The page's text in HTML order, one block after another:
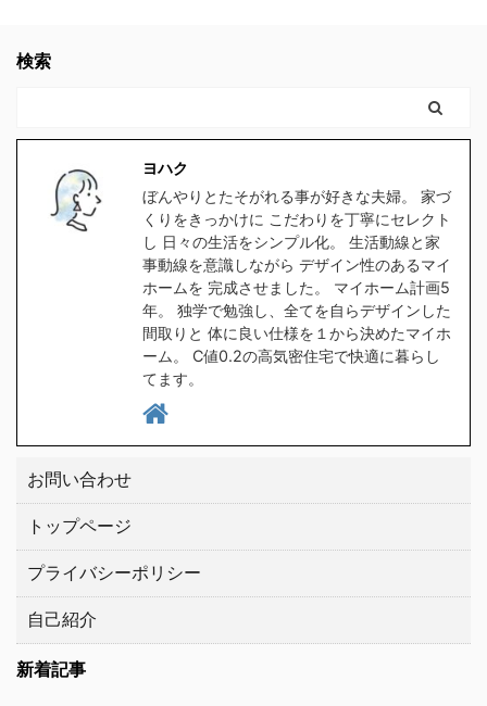
グッズの紹介です。 皆さ
筋？ いいですね～ 全部
やりましょう！ と言いた
い所ですが、普通に行う
と、時間もかかるし心が
折れると思います。 現
に、私もその ...
先に結論から書きます
にあたり『どの濃度が適
量なのか？』を調べる
為、１％と６％と２種類
の濃度を ...
検索
ヨハク
ぼんやりとたそがれる事が好きな夫婦。 家づ
くりをきっかけに こだわりを丁寧にセレクト
し 日々の生活をシンプル化。 生活動線と家
事動線を意識しながら デザイン性のあるマイ
ホームを 完成させました。 マイホーム計画5
年。 独学で勉強し、全てを自らデザインした
間取りと 体に良い仕様を１から決めたマイホ
ーム。 C値0.2の高気密住宅で快適に暮らし
てます。
お問い合わせ
トップページ
プライバシーポリシー
自己紹介
新着記事